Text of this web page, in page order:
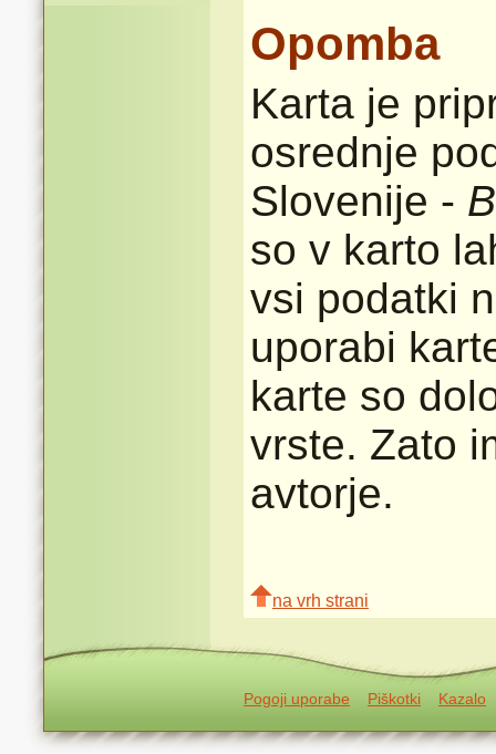
Opomba
Karta je
osrednje
Slovenije -
so v karto
vsi podatki
uporabi
karte so
vrste. Zato
avtorje.
na vrh strani
Pogoji uporabe Piškotki Kazalo